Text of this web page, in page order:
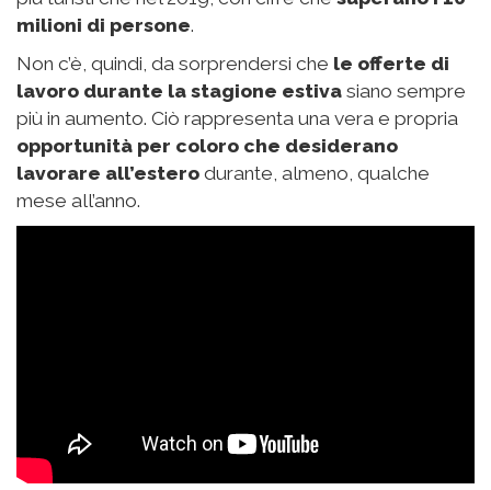
milioni di persone.
Non c’è, quindi, da sorprendersi che le offerte di
lavoro durante la stagione estiva siano sempre
più in aumento. Ciò rappresenta una vera e propria
opportunità per coloro che desiderano
lavorare all’estero durante, almeno, qualche
mese all’anno.